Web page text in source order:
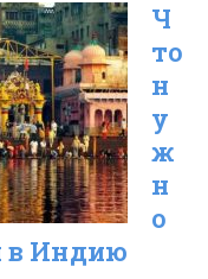
Ч
то
н
у
ж
н
о
в Индию